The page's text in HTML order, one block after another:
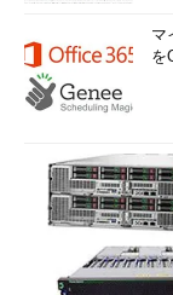
マ
を